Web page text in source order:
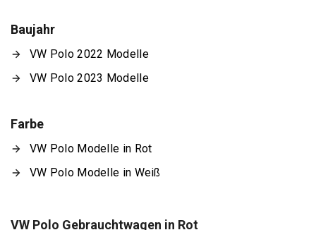
Baujahr
VW Polo 2022 Modelle
VW Polo 2023 Modelle
Farbe
VW Polo Modelle in Rot
VW Polo Modelle in Weiß
VW Polo Gebrauchtwagen in Rot